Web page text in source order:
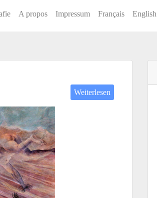
A propos Impressum Français English
Weiterlesen